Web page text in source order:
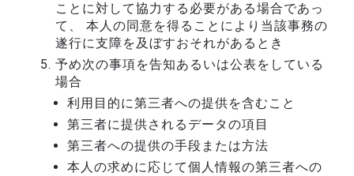
ことに対して協力する必要がある場合であっ
て、 本人の同意を得ることにより当該事務の
遂行に支障を及ぼすおそれがあるとき
予め次の事項を告知あるいは公表をしている
場合
利用目的に第三者への提供を含むこと
第三者に提供されるデータの項目
第三者への提供の手段または方法
本人の求めに応じて個人情報の第三者への